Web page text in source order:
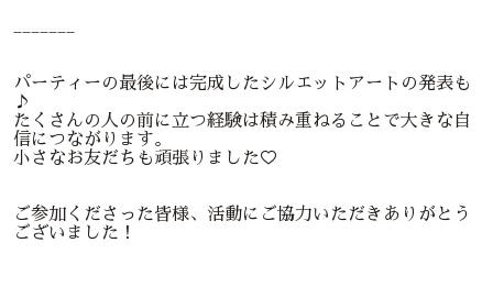
パーティーの最後には完成したシルエットアートの発表も
♪
たくさんの人の前に立つ経験は積み重ねることで大きな自
信につながります。
小さなお友だちも頑張りました♡
ご参加くださった皆様、活動にご協力いただきありがとう
ございました！